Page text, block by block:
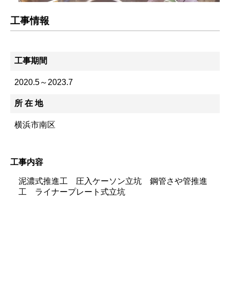
工事情報
工事期間
2020.5～2023.7
所 在 地
横浜市南区
工事内容
泥濃式推進工 圧入ケーソン立坑 鋼管さや管推進
工 ライナープレート式立坑